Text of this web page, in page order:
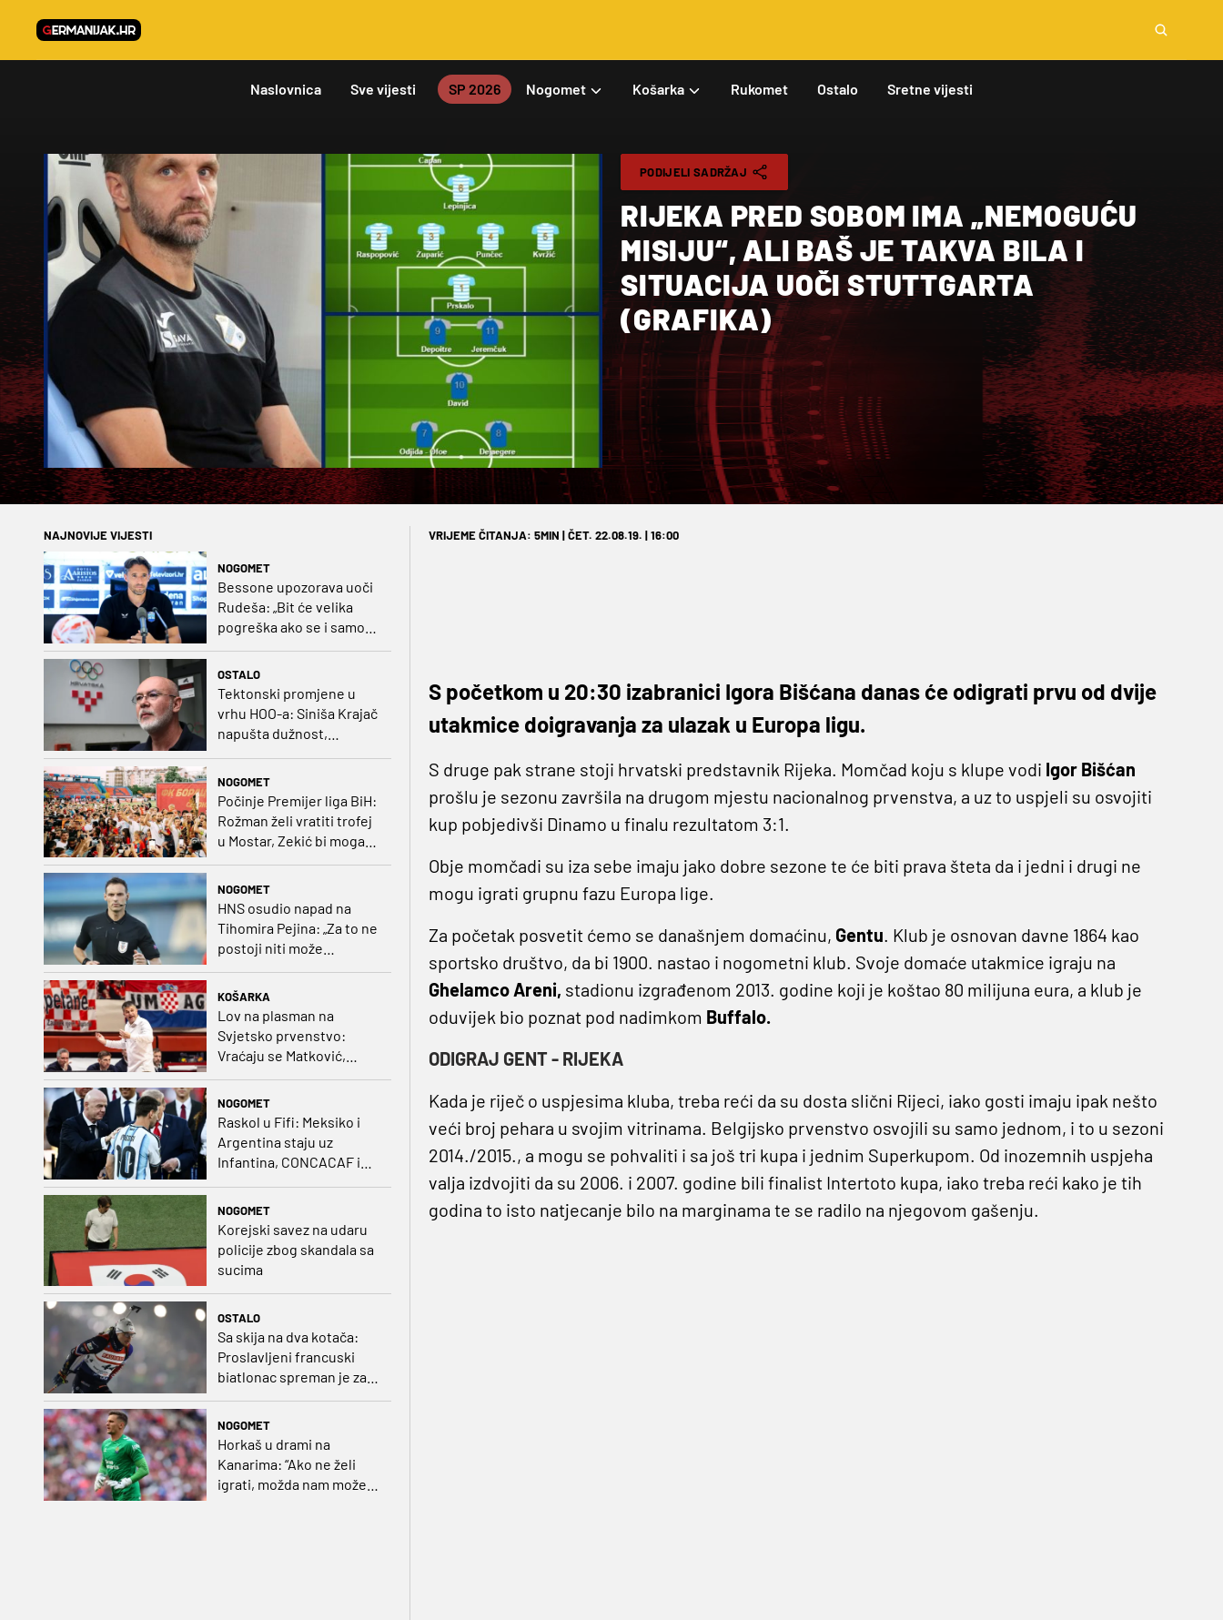
Naslovnica Sve vijesti SP 2026 Nogomet Košarka Rukomet Ostalo Sretne vijesti
PODIJELI SADRŽAJ
RIJEKA PRED SOBOM IMA „NEMOGUĆU
MISIJU“, ALI BAŠ JE TAKVA BILA I
SITUACIJA UOČI STUTTGARTA
(GRAFIKA)
NAJNOVIJE VIJESTI
NOGOMET
Bessone upozorava uoči
Rudeša: „Bit će velika
pogreška ako se i samo
OSTALO
Tektonski promjene u
vrhu HOO-a: Siniša Krajač
napušta dužnost,
NOGOMET
Počinje Premijer liga BiH:
Rožman želi vratiti trofej
u Mostar, Zekić bi mogao
biti iznenađenje
NOGOMET
HNS osudio napad na
Tihomira Pejina: „Za to ne
postoji niti može
postojati opravdanje”
KOŠARKA
Lov na plasman na
Svjetsko prvenstvo:
Vraćaju se Matković,
NOGOMET
Raskol u Fifi: Meksiko i
Argentina staju uz
Infantina, CONCACAF i
NOGOMET
Korejski savez na udaru
policije zbog skandala sa
sucima
OSTALO
Sa skija na dva kotača:
Proslavljeni francuski
biatlonac spreman je za
NOGOMET
Horkaš u drami na
Kanarima: “Ako ne želi
igrati, možda nam može
VRIJEME ČITANJA: 5MIN | ČET. 22.08.19. | 16:00
S početkom u 20:30 izabranici Igora Bišćana danas će odigrati prvu od dvije
utakmice doigravanja za ulazak u Europa ligu.
S druge pak strane stoji hrvatski predstavnik Rijeka. Momčad koju s klupe vodi Igor Bišćan
prošlu je sezonu završila na drugom mjestu nacionalnog prvenstva, a uz to uspjeli su osvojiti
kup pobjedivši Dinamo u finalu rezultatom 3:1.
Obje momčadi su iza sebe imaju jako dobre sezone te će biti prava šteta da i jedni i drugi ne
mogu igrati grupnu fazu Europa lige.
Za početak posvetit ćemo se današnjem domaćinu, Gentu. Klub je osnovan davne 1864 kao
sportsko društvo, da bi 1900. nastao i nogometni klub. Svoje domaće utakmice igraju na
Ghelamco Areni, stadionu izgrađenom 2013. godine koji je koštao 80 milijuna eura, a klub je
oduvijek bio poznat pod nadimkom Buffalo.
ODIGRAJ GENT - RIJEKA
Kada je riječ o uspjesima kluba, treba reći da su dosta slični Rijeci, iako gosti imaju ipak nešto
veći broj pehara u svojim vitrinama. Belgijsko prvenstvo osvojili su samo jednom, i to u sezoni
2014./2015., a mogu se pohvaliti i sa još tri kupa i jednim Superkupom. Od inozemnih uspjeha
valja izdvojiti da su 2006. i 2007. godine bili finalist Intertoto kupa, iako treba reći kako je tih
godina to isto natjecanje bilo na marginama te se radilo na njegovom gašenju.